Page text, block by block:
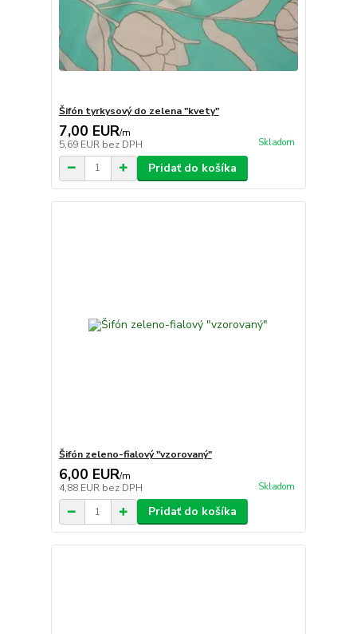
Šifón tyrkysový do zelena "kvety"
7,00 EUR/m
5,69 EUR bez DPH Skladom
Pridať do košíka
Šifón zeleno-fialový "vzorovaný"
6,00 EUR/m
4,88 EUR bez DPH Skladom
Pridať do košíka